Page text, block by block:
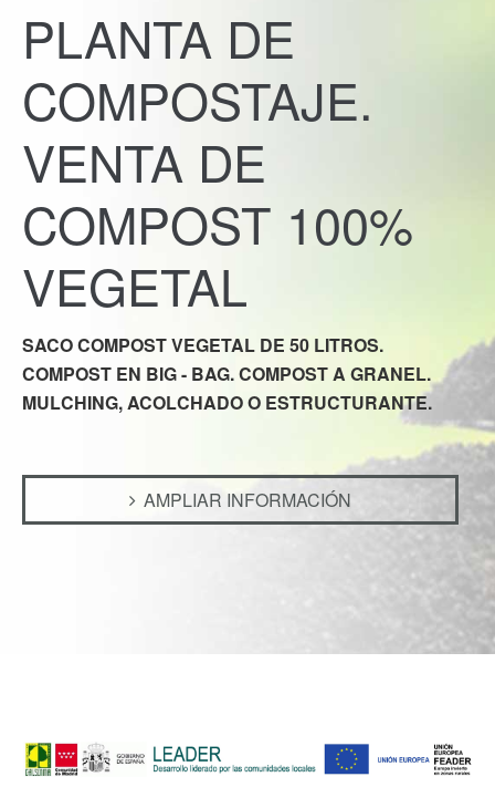
PLANTA DE
COMPOSTAJE.
VENTA DE
COMPOST 100%
VEGETAL
SACO COMPOST VEGETAL DE 50 LITROS.
COMPOST EN BIG - BAG. COMPOST A GRANEL.
MULCHING, ACOLCHADO O ESTRUCTURANTE.
AMPLIAR INFORMACIÓN